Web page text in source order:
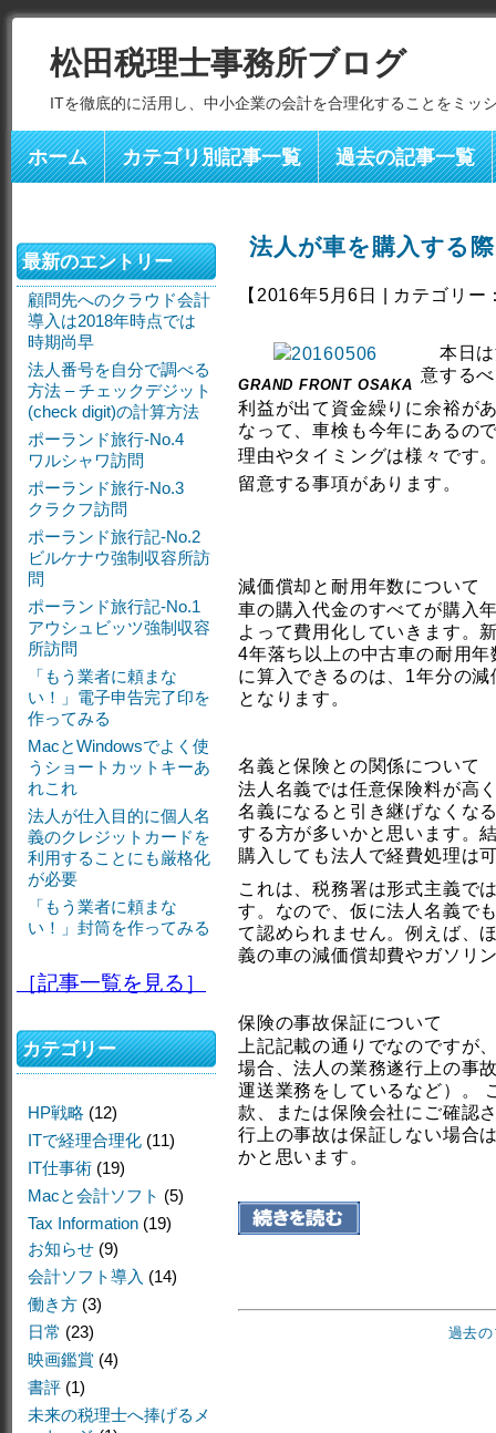
松田税理士事務所ブログ
ITを徹底的に活用し、中小企業の会計を合理化することをミッ
ホーム カテゴリ別記事一覧 過去の記事一覧
法人が車を購入する
【2016年5月6日 | カテゴリー
GRAND FRONT OSAKA
本日は
意する
利益が出て資金繰りに余裕が
なって、車検も今年にあるの
理由やタイミングは様々です
留意する事項があります。
減価償却と耐用年数について
車の購入代金のすべてが購入
よって費用化していきます。
4年落ち以上の中古車の耐用
に算入できるのは、1年分の
となります。
名義と保険との関係について
法人名義では任意保険料が高
名義になると引き継げなくな
する方が多いかと思います。
購入しても法人で経費処理は
これは、税務署は形式主義で
す。なので、仮に法人名義で
て認められません。例えば、
義の車の減価償却費やガソリ
保険の事故保証について
上記記載の通りでなのですが
場合、法人の業務遂行上の事
運送業務をしているなど）。
款、または保険会社にご確認
行上の事故は保証しない場合
かと思います。
過去
最新のエントリー
顧問先へのクラウド会計
導入は2018年時点では
時期尚早
法人番号を自分で調べる
方法 – チェックデジット
(check digit)の計算方法
ポーランド旅行-No.4
ワルシャワ訪問
ポーランド旅行-No.3
クラクフ訪問
ポーランド旅行記-No.2
ビルケナウ強制収容所訪
問
ポーランド旅行記-No.1
アウシュビッツ強制収容
所訪問
「もう業者に頼まな
い！」電子申告完了印を
作ってみる
MacとWindowsでよく使
うショートカットキーあ
れこれ
法人が仕入目的に個人名
義のクレジットカードを
利用することにも厳格化
が必要
「もう業者に頼まな
い！」封筒を作ってみる
［記事一覧を見る］
カテゴリー
HP戦略 (12)
ITで経理合理化 (11)
IT仕事術 (19)
Macと会計ソフト (5)
Tax Information (19)
お知らせ (9)
会計ソフト導入 (14)
働き方 (3)
日常 (23)
映画鑑賞 (4)
書評 (1)
未来の税理士へ捧げるメ